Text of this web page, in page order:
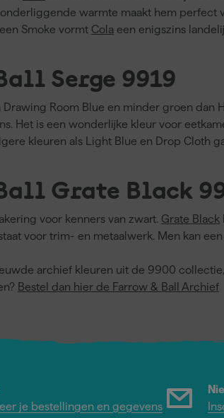
onderliggende warmte maakt hem
Smoke vormt Cola een enigszins
Serge 9919
Drawing Room Blue en minder groen
Het is een wonderlijke kleur voor
kleuren als Light Blue en Drop Cloth
Grate Black
voor kenners van zwart. Grate Black
voor trim- en metaalwerk. Men kan
archief kleuren uit de 9900
Bestel dan hier de Farrow & Ball Archief
je bestellingen en gegevens